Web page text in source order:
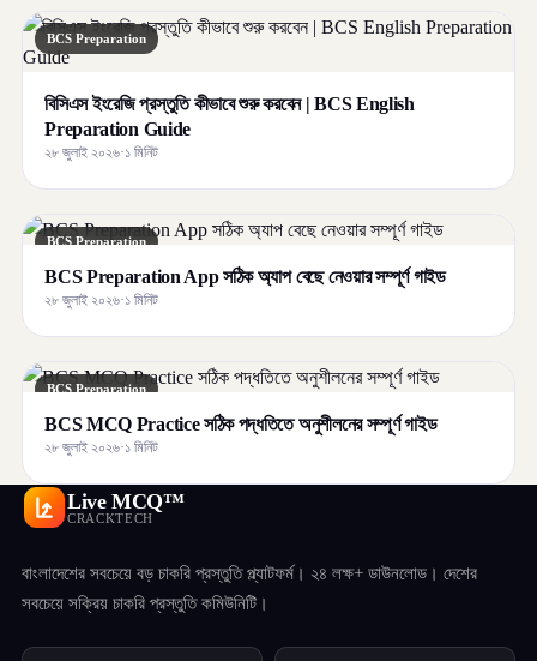
BCS Preparation
বিসিএস ইংরেজি প্রস্তুতি কীভাবে শুরু করবেন | BCS English
Preparation Guide
২৮ জুলাই ২০২৬·১ মিনিট
BCS Preparation
BCS Preparation App সঠিক অ্যাপ বেছে নেওয়ার সম্পূর্ণ গাইড
২৮ জুলাই ২০২৬·১ মিনিট
BCS Preparation
BCS MCQ Practice সঠিক পদ্ধতিতে অনুশীলনের সম্পূর্ণ গাইড
২৮ জুলাই ২০২৬·১ মিনিট
Live MCQ™
CRACKTECH
বাংলাদেশের সবচেয়ে বড় চাকরি প্রস্তুতি প্ল্যাটফর্ম। ২৪ লক্ষ+ ডাউনলোড। দেশের
সবচেয়ে সক্রিয় চাকরি প্রস্তুতি কমিউনিটি।